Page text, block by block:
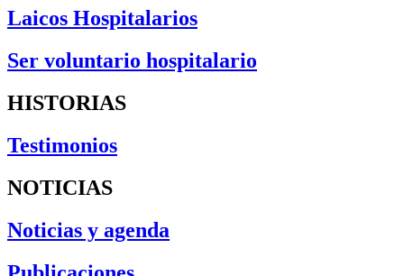
Laicos Hospitalarios
Ser voluntario hospitalario
HISTORIAS
Testimonios
NOTICIAS
Noticias y agenda